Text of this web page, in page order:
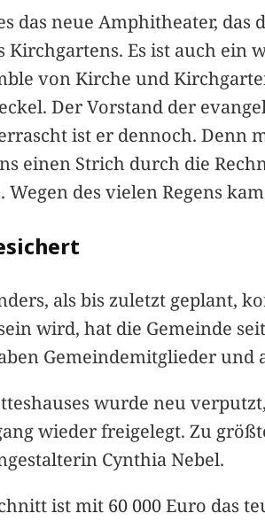
das neue Amphitheater,
Kirchgartens. Es ist auch
von Kirche und
Der Vorstand der
ist er dennoch. Denn
einen Strich durch die
des vielen Regens
als bis zuletzt geplant,
wird, hat die Gemeinde
Gemeindemitglieder und
wurde neu
wieder freigelegt. Zu
Cynthia Nebel.
ist mit 60 000 Euro das